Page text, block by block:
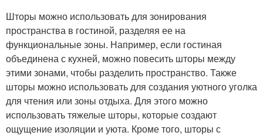
Шторы можно использовать для зонирования
пространства в гостиной, разделяя ее на
функциональные зоны. Например, если гостиная
объединена с кухней, можно повесить шторы между
этими зонами, чтобы разделить пространство. Также
шторы можно использовать для создания уютного уголка
для чтения или зоны отдыха. Для этого можно
использовать тяжелые шторы, которые создают
ощущение изоляции и уюта. Кроме того, шторы с